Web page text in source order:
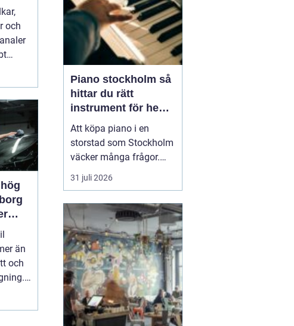
och
och
än
och
Piano stockholm så
hittar du rätt
instrument för hem
och scen
Att köpa piano i en
storstad som Stockholm
väcker många frågor.
Hur hittar man ett
instrument som både
och passar budgeten?
Utbudet är stort, från nya
digitalpianon i
musikaffärer till
renoverade akustiska
instrument hos mindr...
31 juli 2026